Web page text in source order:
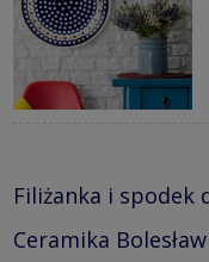
Filiżanka i spodek
Ceramika